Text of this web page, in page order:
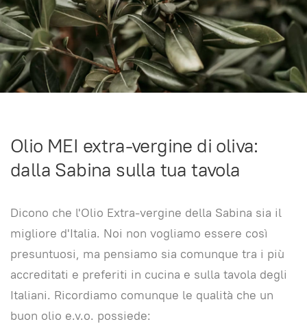
Olio MEI extra-vergine di oliva:
dalla Sabina sulla tua tavola
Dicono che l'Olio Extra-vergine della Sabina sia il
migliore d'Italia. Noi non vogliamo essere così
presuntuosi, ma pensiamo sia comunque tra i più
accreditati e preferiti in cucina e sulla tavola degli
Italiani. Ricordiamo comunque le qualità che un
buon olio e.v.o. possiede: